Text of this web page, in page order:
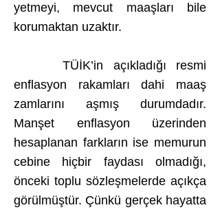
yetmeyi, mevcut maaşları bile
korumaktan uzaktır.
TÜİK’in açıkladığı resmi
enflasyon rakamları dahi maaş
zamlarını aşmış durumdadır.
Manşet enflasyon üzerinden
hesaplanan farkların ise memurun
cebine hiçbir faydası olmadığı,
önceki toplu sözleşmelerde açıkça
görülmüştür. Çünkü gerçek hayatta